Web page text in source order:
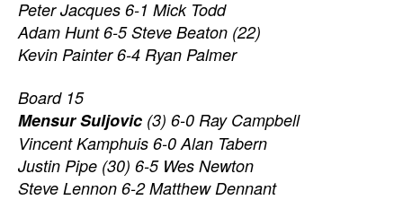
Peter Jacques 6-1 Mick Todd
Adam Hunt 6-5 Steve Beaton (22)
Kevin Painter 6-4 Ryan Palmer
Board 15
Mensur Suljovic (3) 6-0 Ray Campbell
Vincent Kamphuis 6-0 Alan Tabern
Justin Pipe (30) 6-5 Wes Newton
Steve Lennon 6-2 Matthew Dennant